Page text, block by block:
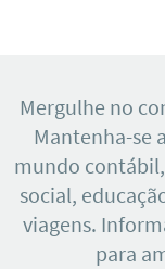
Mergulhe no
Mantenha-se
mundo
social,
viagens.
para